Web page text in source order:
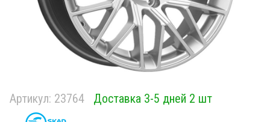
Артикул: 23764 Доставка 3-5 дней 2 шт